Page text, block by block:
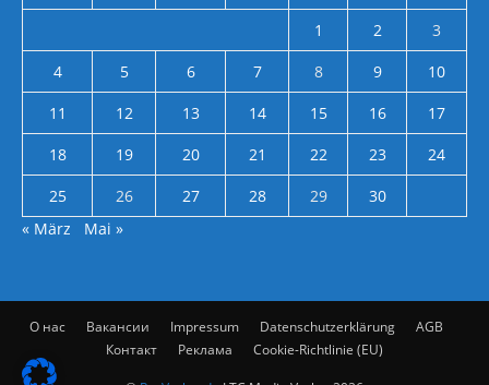
1 2
3
4
5 6 7 8 9
10
11
12 13 14 15 16
17
18
19 20 21 22 23
24
25
26 27 28 29
30
« März
Mai »
О нас Вакансии Impressum Datenschutzerklärung
AGB
Контакт
Реклама Cookie-Richtlinie (EU)